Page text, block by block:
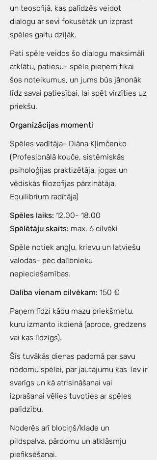
un teosofijā, kas palīdzēs veidot
dialogu ar sevi fokusētāk un izprast
spēles gaitu dziļāk.
Pati spēle veidos šo dialogu maksimāli
atklātu, patiesu- spēle pieņem tikai
šos noteikumus, un jums būs jānonāk
līdz savai patiesībai, lai spēt virzīties uz
priekšu.
Organizācijas momenti
Spēles vadītāja- Diāna Kļimčenko
(Profesionālā kouče, sistēmiskās
psiholoģijas praktizētāja, jogas un
vēdiskās filozofijas pārzinātāja,
Equilibrium radītāja)
Spēles laiks: 12.00- 18.00
Spēlētāju skaits: max. 6 cilvēki
Spēle notiek angļu, krievu un latviešu
valodās- pēc dalībnieku
nepieciešamības.
Dalība vienam cilvēkam: 150 €
Paņem līdzi kādu mazu priekšmetu,
kuru izmanto ikdienā (aproce, gredzens
vai kas līdzīgs).
Šīs tuvākās dienas padomā par savu
nodomu spēlei, par jautājumu kas Tev ir
svarīgs un kā atrisināšanai vai
izprašanai vēlies tuvoties ar spēles
palīdzību.
Noderēs arī blociņš/klade un
pildspalva, pārdomu un atklāsmju
piefiksēšanai.